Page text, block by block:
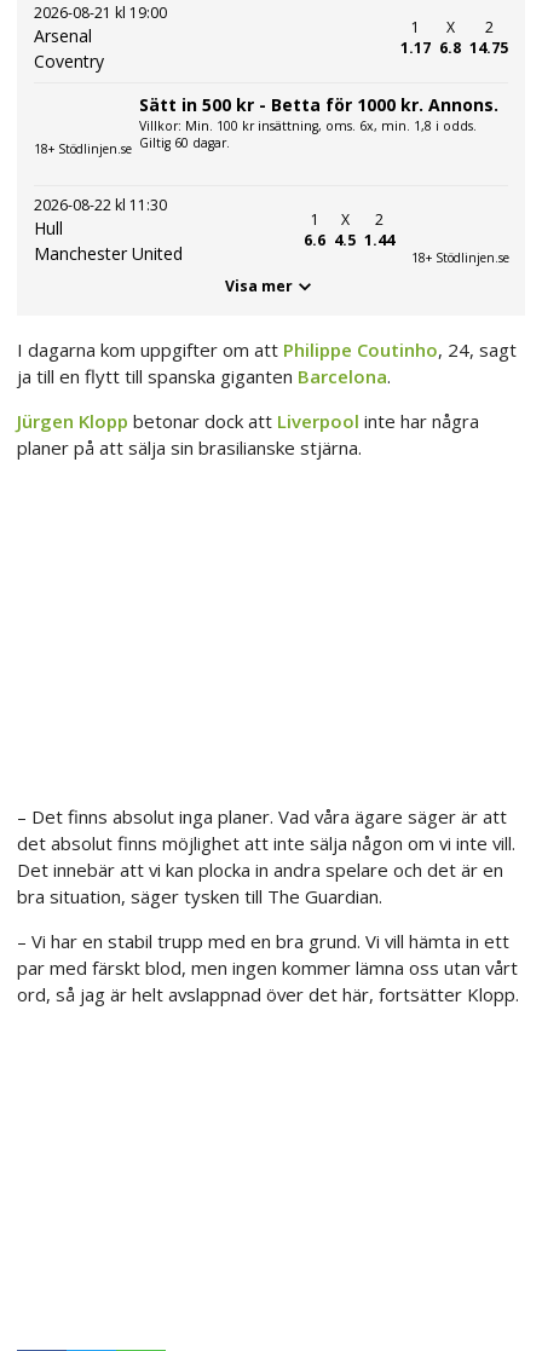
2026-08-21 kl 19:00
Arsenal
Coventry
1
1.17
X
6.8
2
14.75
18+ Stödlinjen.se
Sätt in 500 kr - Betta för 1000 kr. Annons.
Villkor: Min. 100 kr insättning, oms. 6x, min. 1,8 i odds.
Giltig 60 dagar.
2026-08-22 kl 11:30
Hull
Manchester United
1
6.6
X
4.5
2
1.44
18+ Stödlinjen.se
Visa mer
I dagarna kom uppgifter om att Philippe Coutinho, 24, sagt
ja till en flytt till spanska giganten Barcelona.
Jürgen Klopp betonar dock att Liverpool inte har några
planer på att sälja sin brasilianske stjärna.
– Det finns absolut inga planer. Vad våra ägare säger är att
det absolut finns möjlighet att inte sälja någon om vi inte vill.
Det innebär att vi kan plocka in andra spelare och det är en
bra situation, säger tysken till The Guardian.
– Vi har en stabil trupp med en bra grund. Vi vill hämta in ett
par med färskt blod, men ingen kommer lämna oss utan vårt
ord, så jag är helt avslappnad över det här, fortsätter Klopp.